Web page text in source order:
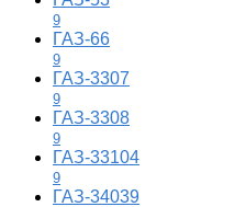
9
ГАЗ-66
9
ГАЗ-3307
9
ГАЗ-3308
9
ГАЗ-33104
9
ГАЗ-34039